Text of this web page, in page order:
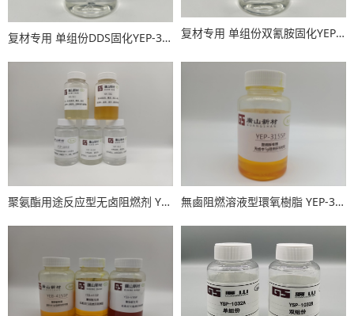
复材专用 单组份DDS固化YEP-3015S 复材专用 单组份双氰胺固化YEP-3015D
聚氨酯用途反应型无卤阻燃剂 YSP-1022、YSP-1011、YSP-1012/1012W 、YSP-1010 無鹵阻燃溶液型環氧樹脂 YEP-3155P